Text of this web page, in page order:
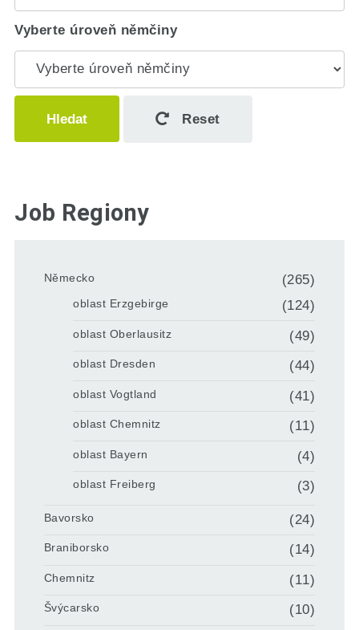
Vyberte úroveň němčiny
Hledat Reset
Job Regiony
Německo (265)
oblast Erzgebirge (124)
oblast Oberlausitz (49)
oblast Dresden (44)
oblast Vogtland (41)
oblast Chemnitz (11)
oblast Bayern (4)
oblast Freiberg (3)
Bavorsko (24)
Braniborsko (14)
Chemnitz (11)
Švýcarsko (10)